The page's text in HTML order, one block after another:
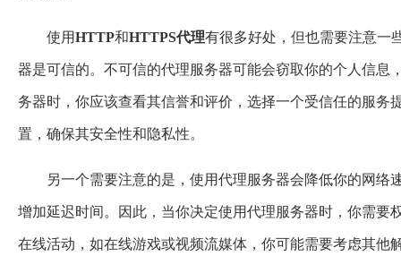
使用HTTP和HTTPS代理有很多好处，但也需要注意一
器是可信的。不可信的代理服务器可能会窃取你的个人信息
务器时，你应该查看其信誉和评价，选择一个受信任的服务
置，确保其安全性和隐私性。
另一个需要注意的是，使用代理服务器会降低你的网
增加延迟时间。因此，当你决定使用代理服务器时，你需要
在线活动，如在线游戏或视频流媒体，你可能需要考虑其他